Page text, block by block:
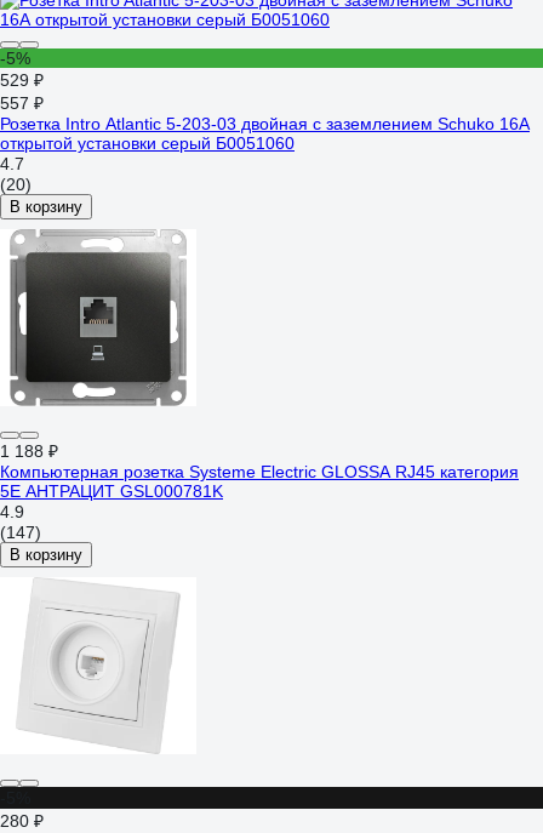
-5%
529 ₽
557 ₽
Розетка Intro Atlantic 5-203-03 двойная с заземлением Schuko 16А
открытой установки серый Б0051060
4.7
(20)
В корзину
1 188 ₽
Компьютерная розетка Systeme Electric GLOSSA RJ45 категория
5E АНТРАЦИТ GSL000781K
4.9
(147)
В корзину
280 ₽